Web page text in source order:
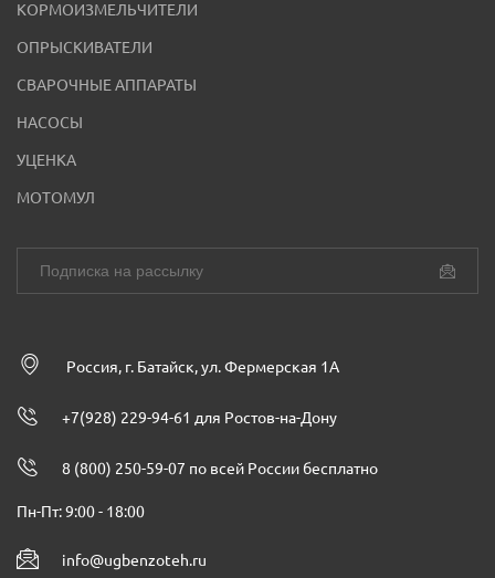
КОРМОИЗМЕЛЬЧИТЕЛИ
ОПРЫСКИВАТЕЛИ
СВАРОЧНЫЕ АППАРАТЫ
НАСОСЫ
УЦЕНКА
МОТОМУЛ
Россия, г. Батайск, ул. Фермерская 1А
+7(928) 229-94-61 для Ростов-на-Дону
8 (800) 250-59-07 по всей России бесплатно
Пн-Пт: 9:00 - 18:00
info@ugbenzoteh.ru